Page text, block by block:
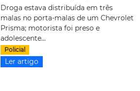
Droga estava distribuída em três
malas no porta-malas de um Chevrolet
Prisma; motorista foi preso e
adolescente...
Policial
Ler artigo